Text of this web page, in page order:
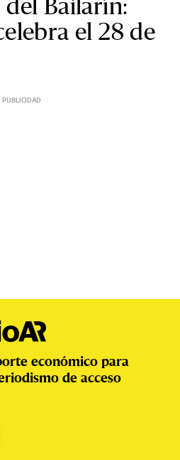
el 28 de
económico para
de acceso